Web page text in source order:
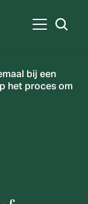
bij een
het proces om